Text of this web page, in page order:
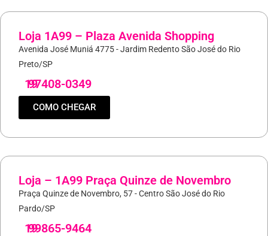
Loja 1A99 – Plaza Avenida Shopping
Avenida José Muniá 4775 - Jardim Redento São José do Rio
Preto/SP
19
97408-0349
COMO CHEGAR
Loja – 1A99 Praça Quinze de Novembro
Praça Quinze de Novembro, 57 - Centro São José do Rio
Pardo/SP
19
99865-9464